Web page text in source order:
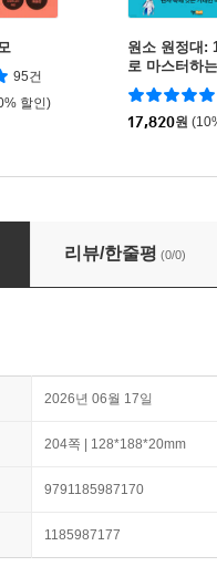
95건
할인)
원소 원정대:
로 마스터하
략집
17,820원
삶
리뷰/한줄평 (0/0)
2026년 06월 17일
204쪽 | 128*188*20mm
9791185987170
1185987177